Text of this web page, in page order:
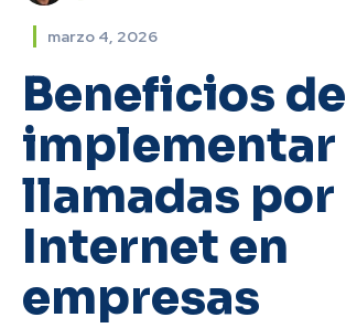
marzo 4, 2026
Beneficios de
implementar
llamadas por
Internet en
empresas